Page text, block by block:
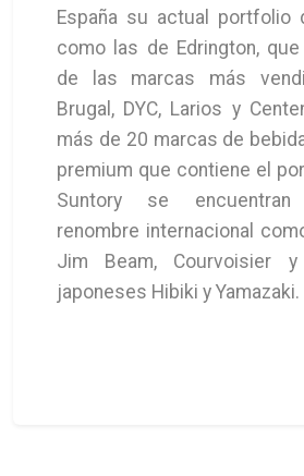
España su actual portfolio
como las de Edrington,
de las marcas más
Brugal, DYC, Larios y
más de 20 marcas de
premium que contiene el
Suntory se
renombre internacional
Jim Beam, Courvoisier
japoneses Hibiki y Yamazaki.